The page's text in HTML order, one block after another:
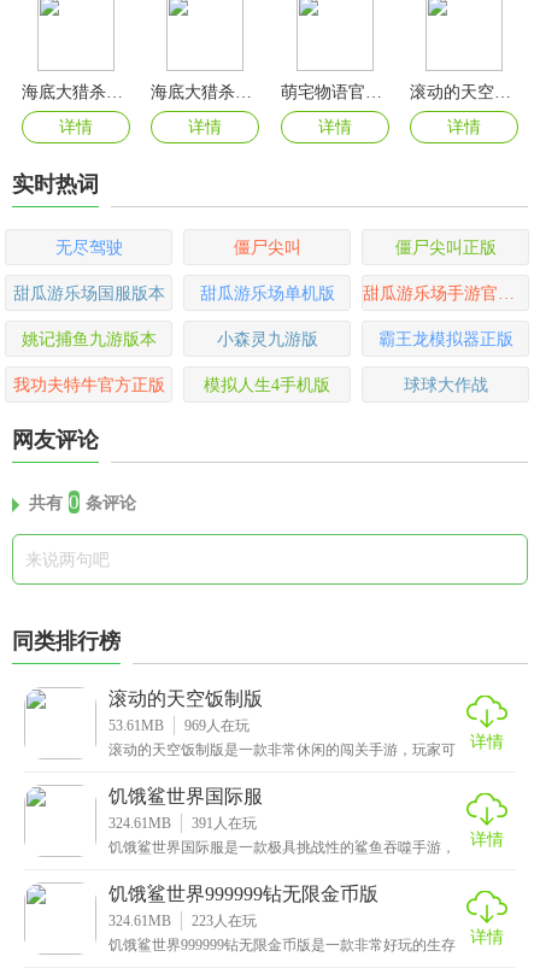
海底大猎杀正版
详情
详情
详情
详情
实时热词
无尽驾驶 僵尸尖叫 僵尸尖叫正版
甜瓜游乐场国服版本 甜瓜游乐场单机版 甜瓜游乐场手游官方版
姚记捕鱼九游版本 小森灵九游版 霸王龙模拟器正版
我功夫特牛官方正版 模拟人生4手机版 球球大作战
网友评论
共有 0 条评论
同类排行榜
滚动的天空饭制版
53.61MB 969人在玩
滚动的天空饭制版是一款非常休闲的闯关手游，玩家可
家只
详情
饥饿鲨世界国际服
324.61MB 391 人在玩
饥饿鲨世界国际服是一款极具挑战性的鲨鱼吞噬手游，
海环
详情
饥饿鲨世界999999钻无限金币版
324.61MB 223人在玩
饥饿鲨世界999999钻无限金币版是一款非常好玩的生存
详情